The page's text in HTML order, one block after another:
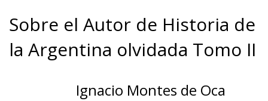
Sobre el Autor de Historia de
la Argentina olvidada Tomo II
Ignacio Montes de Oca